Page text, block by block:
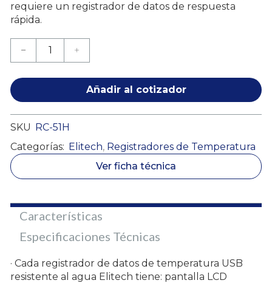
requiere un registrador de datos de respuesta
rápida.
Añadir al cotizador
SKU RC-51H
Categorías: Elitech, Registradores de Temperatura
Ver ficha técnica
Características
Especificaciones Técnicas
· Cada registrador de datos de temperatura USB
resistente al agua Elitech tiene: pantalla LCD